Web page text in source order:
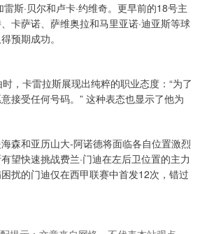
斯·贝尔和卢卡·约维奇。更早前的18号主
卡萨诺、萨维奥拉和马里亚诺·迪亚斯等球
预期成功。
，卡雷拉斯展现出纯粹的职业态度：“为了
接受任何号码。” 这种表态也显示了他为
森和亚历山大-阿诺德将面临各自位置激烈
望快速挑战费兰·门迪在左后卫位置的主力
扰的门迪仅在西甲联赛中首发12次，错过